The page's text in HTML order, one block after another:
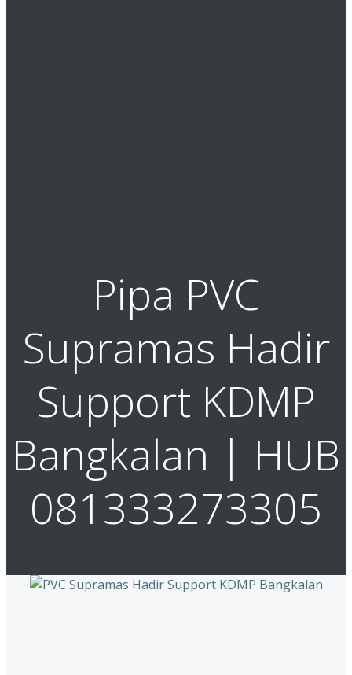
Pipa PVC
Supramas Hadir
Support KDMP
Bangkalan | HUB
081333273305